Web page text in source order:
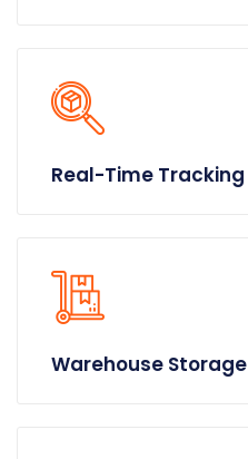
Real-Time Tracking
Warehouse Storage